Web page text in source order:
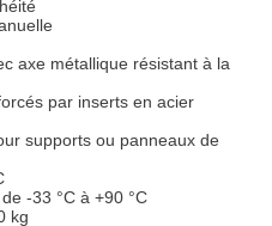
axe métallique résistant à la
par inserts en acier
supports ou panneaux de
-33 °C à +90 °C
kg